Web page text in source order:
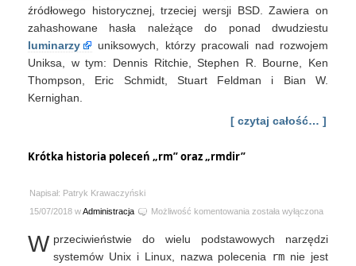
źródłowego historycznej, trzeciej wersji BSD. Zawiera on
zahashowane hasła należące do ponad dwudziestu
luminarzy
uniksowych, którzy pracowali nad rozwojem
Uniksa, w tym: Dennis Ritchie, Stephen R. Bourne, Ken
Thompson, Eric Schmidt, Stuart Feldman i Bian W.
Kernighan.
[ czytaj całość… ]
Krótka historia poleceń „rm” oraz „rmdir”
Napisał: Patryk Krawaczyński
15/07/2018 wAdministracja Możliwość komentowania Krótka
poleceń
„rm”
została wyłączona
W przeciwieństwie do wielu podstawowych narzędzi
systemów Unix i Linux, nazwa polecenia
rm nie jest